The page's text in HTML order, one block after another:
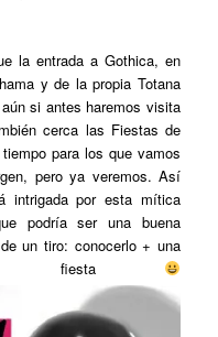
la entrada a Gothica, en
y de la propia Totana
si antes haremos visita
cerca las Fiestas de
para los que vamos
pero ya veremos. Así
intrigada por esta mítica
podría ser una buena
un tiro: conocerlo + una
fiesta